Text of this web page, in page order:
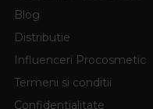
Blog
Distributie
Influenceri Procosmetic
Termeni si conditii
Confidentialitate